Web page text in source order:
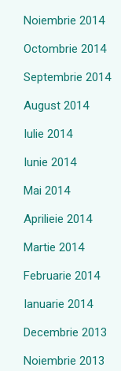
Noiembrie 2014
Octombrie 2014
Septembrie 2014
August 2014
Iulie 2014
Iunie 2014
Mai 2014
Aprilieie 2014
Martie 2014
Februarie 2014
Ianuarie 2014
Decembrie 2013
Noiembrie 2013